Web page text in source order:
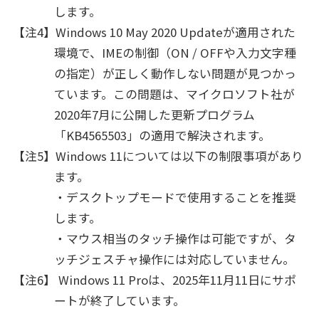
します。
【注4】Windows 10 May 2020 Updateが適用された
環境で、IMEの制御（ON / OFFや入力文字種
の指定）が正しく動作しない問題が見つかっ
ています。この問題は、マイクロソフト社が
2020年7月に公開した更新プログラム
「KB4565503」の適用で解決されます。
【注5】Windows 11については以下の制限事項があり
ます。
・デスクトップモードで使用することを推奨
します。
・マウス相当のタッチ操作は可能ですが、タ
ッチジェスチャ操作には対応していません。
【注6】 Windows 11 Proは、2025年11月11日にサポ
ートが終了しています。